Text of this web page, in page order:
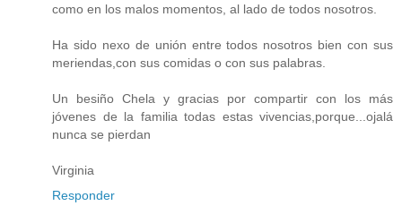
como en los malos momentos, al lado de todos nosotros.
Ha sido nexo de unión entre todos nosotros bien con sus
meriendas,con sus comidas o con sus palabras.
Un besiño Chela y gracias por compartir con los más
jóvenes de la familia todas estas vivencias,porque...ojalá
nunca se pierdan
Virginia
Responder